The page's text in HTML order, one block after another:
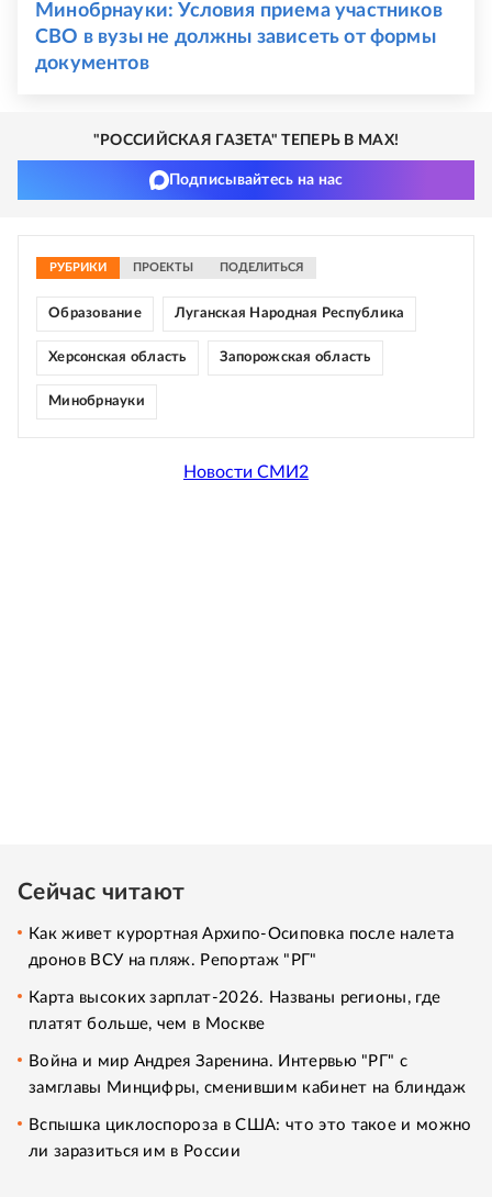
Минобрнауки: Условия приема участников
СВО в вузы не должны зависеть от формы
документов
"РОССИЙСКАЯ ГАЗЕТА" ТЕПЕРЬ В MAX!
Подписывайтесь на нас
РУБРИКИ ПРОЕКТЫ ПОДЕЛИТЬСЯ
Образование Луганская Народная Республика
Херсонская область Запорожская область
Минобрнауки
Новости СМИ2
Сейчас читают
Как живет курортная Архипо-Осиповка после налета
дронов ВСУ на пляж. Репортаж "РГ"
Карта высоких зарплат-2026. Названы регионы, где
платят больше, чем в Москве
Война и мир Андрея Заренина. Интервью "РГ" с
замглавы Минцифры, сменившим кабинет на блиндаж
Вспышка циклоспороза в США: что это такое и можно
ли заразиться им в России